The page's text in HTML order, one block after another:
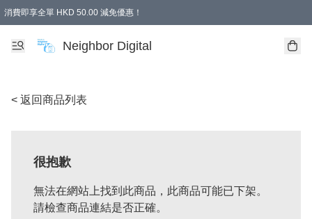
消費即享全單 HKD 50.00 減免優惠！
Neighbor Digital
< 返回商品列表
很抱歉
無法在網站上找到此商品，此商品可能已下架。
請檢查商品連結是否正確。